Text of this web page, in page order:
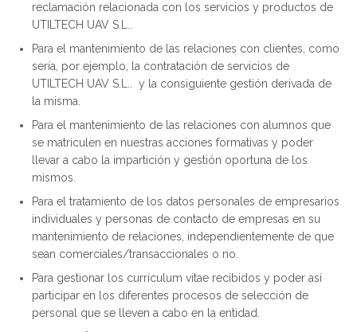
reclamación relacionada con los servicios y productos de
UTILTECH UAV S.L..
Para el mantenimiento de las relaciones con clientes, como
sería, por ejemplo, la contratación de servicios de
UTILTECH UAV S.L.. y la consiguiente gestión derivada de
la misma.
Para el mantenimiento de las relaciones con alumnos que
se matriculen en nuestras acciones formativas y poder
llevar a cabo la impartición y gestión oportuna de los
mismos.
Para el tratamiento de los datos personales de empresarios
individuales y personas de contacto de empresas en su
mantenimiento de relaciones, independientemente de que
sean comerciales/transaccionales o no.
Para gestionar los currículum vitae recibidos y poder así
participar en los diferentes procesos de selección de
personal que se lleven a cabo en la entidad.